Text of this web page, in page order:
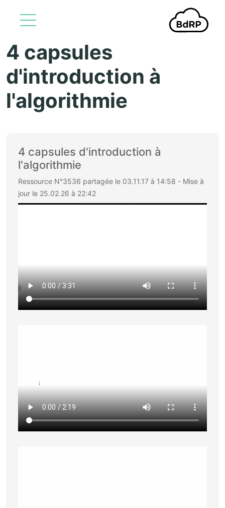
4 capsules
d'introduction à
l'algorithmie
4 capsules d'introduction à
l'algorithmie
Ressource N°3536 partagée le 03.11.17 à 14:58 - Mise à
jour le 25.02.26 à 22:42